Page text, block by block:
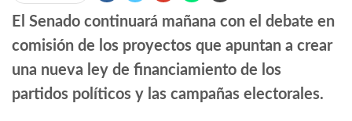
El Senado continuará mañana con el debate en
comisión de los proyectos que apuntan a crear
una nueva ley de financiamiento de los
partidos políticos y las campañas electorales.